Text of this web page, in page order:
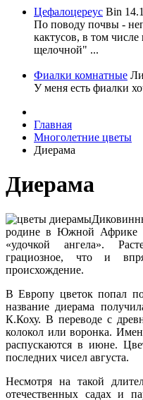
Цефалоцереус Bin
По поводу почвы -
кактусов, в том
щелочной" ...
Фиалки комнатные
У меня есть фиалки
Главная
Многолетние цветы
Диерама
Диерама
родине в Южной Африке
«удочкой ангела».
грациозное, что и
происхождение.
В Европу цветок попал
название диерама
К.Коху. В переводе с
колокол или воронка.
распускаются в июне.
последних чисел августа.
Несмотря на такой
отечественных садах и